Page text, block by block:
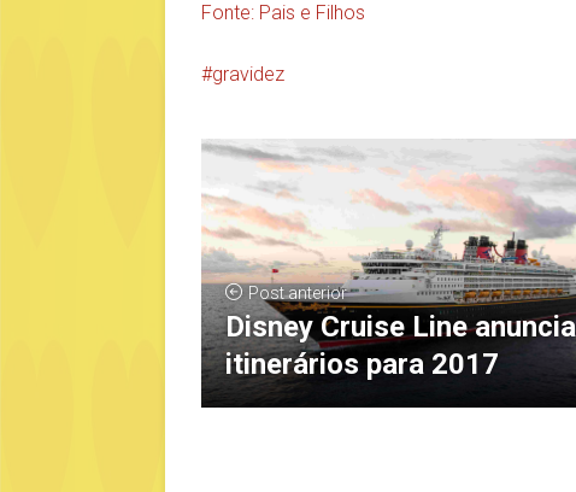
Fonte: Pais e Filhos
gravidez
Post anterior
Disney Cruise Line anuncia
itinerários para 2017